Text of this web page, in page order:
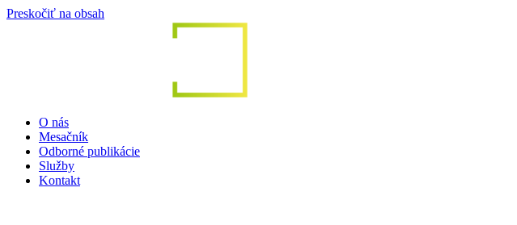
Preskočiť na obsah
O nás
Mesačník
Odborné publikácie
Služby
Kontakt